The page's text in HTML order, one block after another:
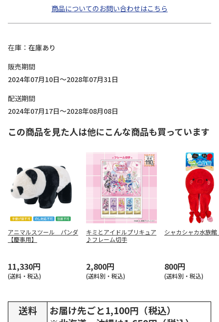
商品についてのお問い合わせはこちら
在庫
在庫あり
販売期間
2024年07月10日～2028年07月31日
配送期間
2024年07月17日～2028年08月08日
この商品を見た人は他にこんな商品も買っています
アニマルスツール パンダ
【慶事用】
11,330円
(送料・税込)
キミとアイドルプリキュア
♪フレーム切手
2,800円
(送料別・税込)
シャカシャカ水族館
800円
(送料別・税込)
送料
お届け先ごと1,100円（税込）